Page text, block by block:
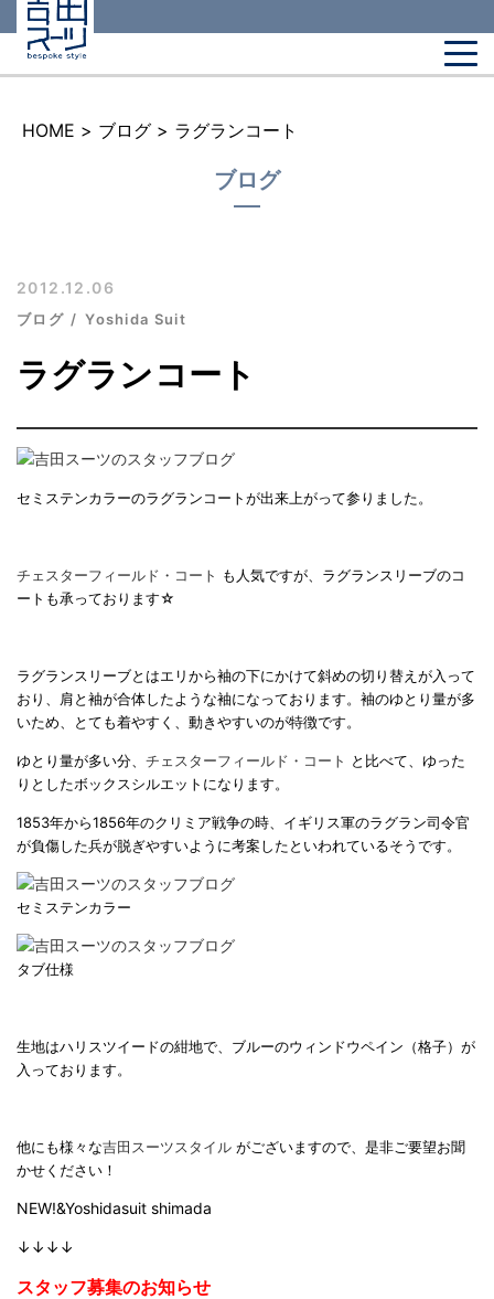
HOME > ブログ > ラグランコート
ブログ
2012.12.06
ブログ Yoshida Suit
ラグランコート
セミステンカラーのラグランコートが出来上がって参りました。
チェスターフィールド・コート も人気ですが、ラグランスリーブのコ
ートも承っております☆
ラグランスリーブとはエリから袖の下にかけて斜めの切り替えが入って
おり、肩と袖が合体したような袖になっております。袖のゆとり量が多
いため、とても着やすく、動きやすいのが特徴です。
ゆとり量が多い分、 チェスターフィールド・コート と比べて、ゆった
りとしたボックスシルエットになります。
1853年から1856年のクリミア戦争の時、イギリス軍のラグラン司令官
が負傷した兵が脱ぎやすいように考案したといわれているそうです。
セミステンカラー
タブ仕様
生地はハリスツイードの紺地で、ブルーのウィンドウペイン（格子）が
入っております。
他にも様々な吉田スーツスタイル がございますので、是非ご要望お聞
かせください！
NEW!&Yoshidasuit shimada
↓↓↓↓
スタッフ募集のお知らせ